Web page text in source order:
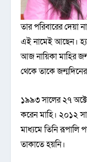
তার পরিবারের দেয়া
এই নামেই আছেন।
আজ নায়িকা মাহির
থেকে তাকে
১৯৯৩ সালের ২৭
করেন মাহি। ২০১২
মাধ্যমে তিনি রূপালি
তাকাতে হয়নি।